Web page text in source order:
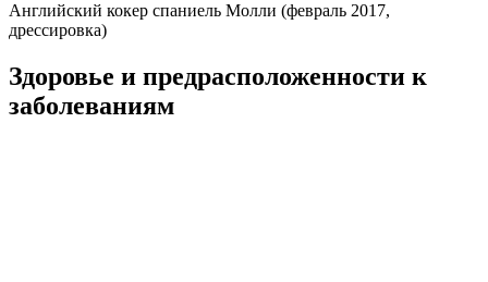
Английский кокер спаниель Молли (февраль 2017,
дрессировка)
Здоровье и предрасположенности к
заболеваниям